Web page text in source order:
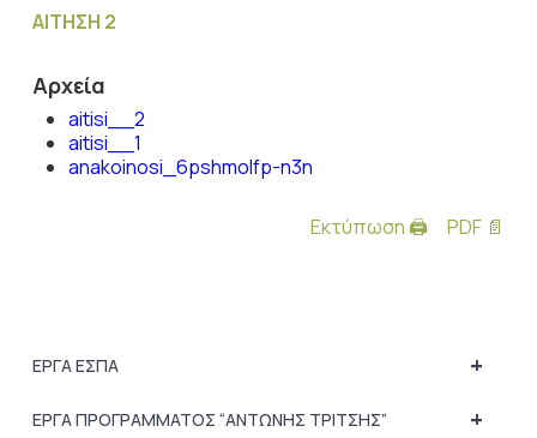
ΑΙΤΗΣΗ 2
Αρχεία
aitisi__2
aitisi__1
anakoinosi_6pshmolfp-n3n
Εκτύπωση 🖨 PDF 📄
+
ΕΡΓΑ ΕΣΠΑ
+
ΕΡΓΑ ΠΡΟΓΡΑΜΜΑΤΟΣ “ΑΝΤΩΝΗΣ ΤΡΙΤΣΗΣ”